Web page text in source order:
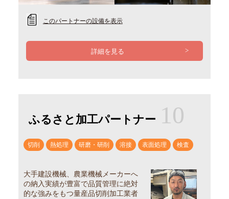
このパートナーの設備を表示
詳細を見る
ふるさと加工パートナー 10
切削 熱処理 研磨・研削 溶接 表面処理 検査
大手建設機械、農業機械メーカーへ
の納入実績が豊富で品質管理に絶対
的な強みをもつ量産品切削加工業者